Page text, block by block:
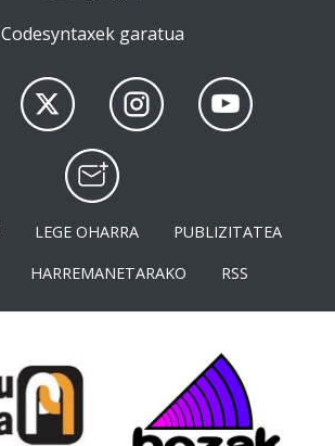
Codesyntaxek garatua
LEGE OHARRA
PUBLIZITATEA
HARREMANETARAKO RSS